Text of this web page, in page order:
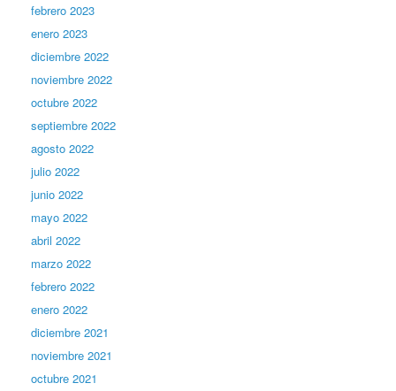
febrero 2023
enero 2023
diciembre 2022
noviembre 2022
octubre 2022
septiembre 2022
agosto 2022
julio 2022
junio 2022
mayo 2022
abril 2022
marzo 2022
febrero 2022
enero 2022
diciembre 2021
noviembre 2021
octubre 2021